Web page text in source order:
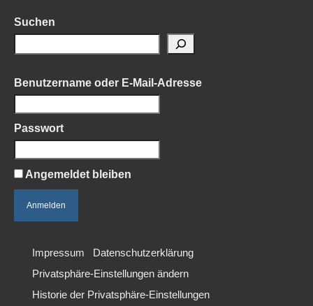
Suchen
Benutzername oder E-Mail-Adresse
Passwort
Angemeldet bleiben
Impressum
Datenschutzerklärung
Privatsphäre-Einstellungen ändern
Historie der Privatsphäre-Einstellungen